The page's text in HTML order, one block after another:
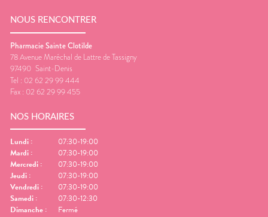
NOUS RENCONTRER
Pharmacie Sainte Clotilde
78 Avenue Maréchal de Lattre de Tassigny
97490 Saint-Denis
Tel : 02 62 29 99 444
Fax : 02 62 29 99 455
NOS HORAIRES
Lundi :
07:30-19:00
Mardi :
07:30-19:00
Mercredi :
07:30-19:00
Jeudi :
07:30-19:00
Vendredi :
07:30-19:00
Samedi :
07:30-12:30
Dimanche : Fermé